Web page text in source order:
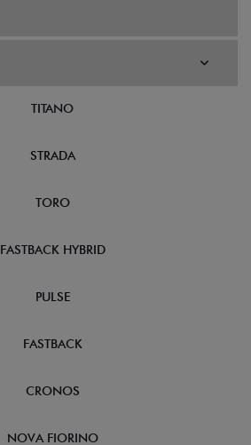
TITANO
STRADA
TORO
FASTBACK HYBRID
PULSE
FASTBACK
CRONOS
NOVA FIORINO